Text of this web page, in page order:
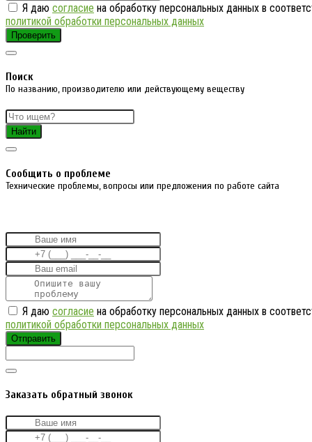
Я даю согласие на обработку персональных данных в
политикой обработки персональных данных
Проверить
Поиск
По названию, производителю или действующему веществу
Найти
Cообщить о проблеме
Технические проблемы, вопросы или предложения по работе сайта
Я даю согласие на обработку персональных данных в
политикой обработки персональных данных
Отправить
Заказать обратный звонок